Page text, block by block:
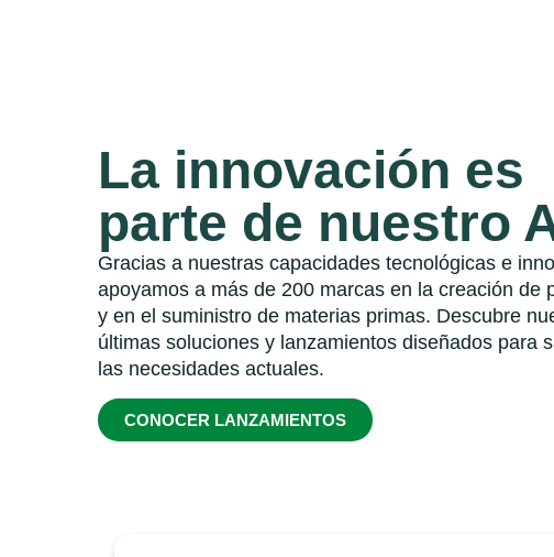
La innovación es
parte de nuestro
Gracias a nuestras capacidades tecnológicas e
apoyamos a más de 200 marcas en la creación de
y en el suministro de materias primas. Descubre
últimas soluciones y lanzamientos diseñados para
las necesidades actuales.
CONOCER LANZAMIENTOS